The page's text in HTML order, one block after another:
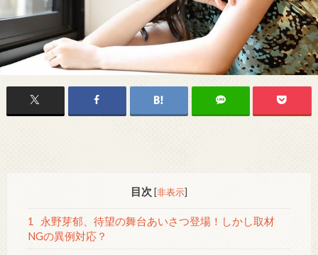
目次 [非表示]
1
永野芽郁、待望の舞台あいさつ登場！しかし取材
NGの異例対応？